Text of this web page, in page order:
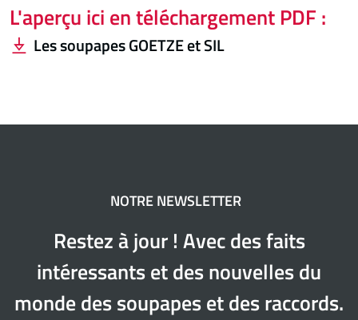
L'aperçu ici en téléchargement PDF :
Les soupapes GOETZE et SIL
NOTRE NEWSLETTER
Restez à jour ! Avec des faits
intéressants et des nouvelles du
monde des soupapes et des raccords.